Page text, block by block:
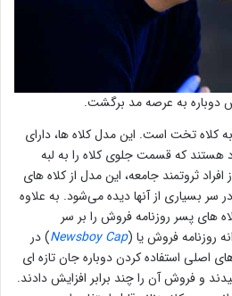
دوباره به عرصه مد برگشت.
کلاه تخت است. این مدل کلاه ها، دارای
هستند که قسمت جلوی کلاه را به لبه
ثروتمند جامعه، این مدل از کلاه های
سر بسیاری از آنها دیده می‌شود. به علاوه
های پسر روزنامه فروش را بر سر
روزنامه فروش یا (Newsboy Cap) در
استفاده کردن دوباره جان تازه ای
و فروش آن را چند برابر افزایش دادند.